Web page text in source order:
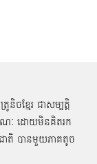
ខ្មែរ ជាសម្បតិ្ត
រណៈ ដោយមិនគិតរក
ាតិ បានមួយភាគតូច